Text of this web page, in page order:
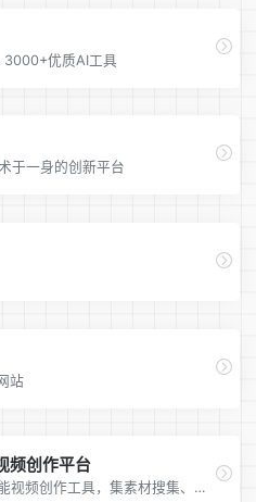
3000+优质AI工具
于一身的创新平台
站
频创作平台
腾讯智影是一款云端智能视频创作工具，集素材搜集、视频剪辑、渲染导出和发布于一体的免费在线剪辑平台。